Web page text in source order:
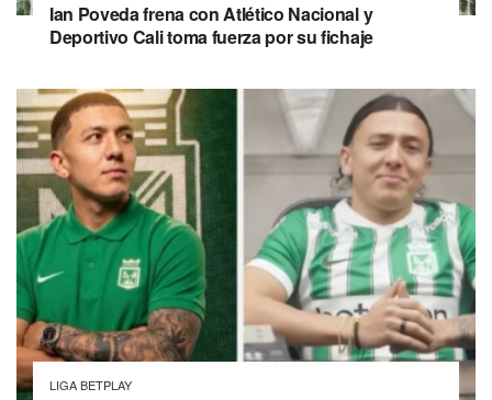
Ian Poveda frena con Atlético Nacional y
Deportivo Cali toma fuerza por su fichaje
LIGA BETPLAY